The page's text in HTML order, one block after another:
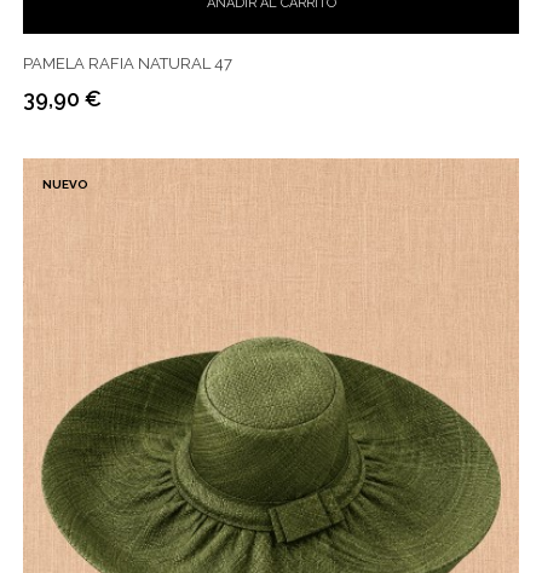
PAMELA RAFIA NATURAL 47
Precio
39,90 €
NUEVO